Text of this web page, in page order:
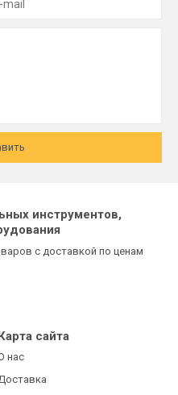
инструментов,
с доставкой по ценам
сайта
нас
Доставка